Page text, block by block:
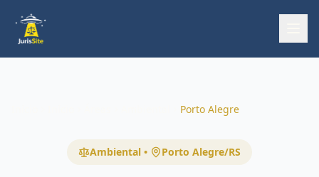
Porto Alegre
Ambiental • Porto Alegre/RS